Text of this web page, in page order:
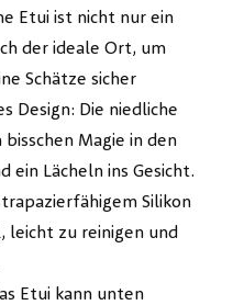
Etui ist nicht nur ein
der ideale Ort, um
Schätze sicher
Design: Die niedliche
Magie in den
ein Lächeln ins Gesicht.
Silikon
zu reinigen und
Etui kann unten